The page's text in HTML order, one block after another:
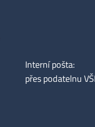
Interní pošta:
přes podatelnu